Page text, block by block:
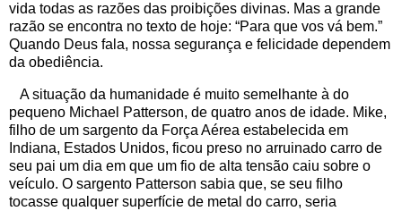
vida todas as razões das proibições divinas. Mas a grande
razão se encontra no texto de hoje: “Para que vos vá bem.”
Quando Deus fala, nossa segurança e felicidade dependem
da obediência.
A situação da humanidade é muito semelhante à do
pequeno Michael Patterson, de quatro anos de idade. Mike,
filho de um sargento da Força Aérea estabelecida em
Indiana, Estados Unidos, ficou preso no arruinado carro de
seu pai um dia em que um fio de alta tensão caiu sobre o
veículo. O sargento Patterson sabia que, se seu filho
tocasse qualquer superfície de metal do carro, seria